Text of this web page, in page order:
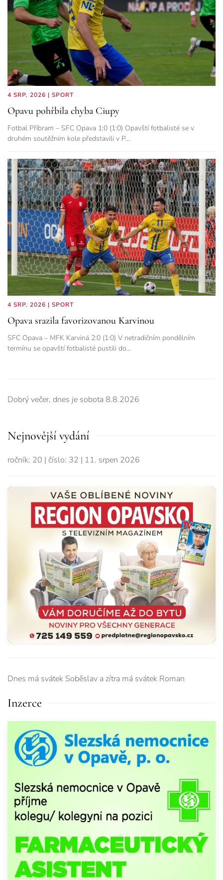
4 SRP, 2026 | SPORT
Opavu pohřbila chyba Ciupy
Fotbal Příbram – SFC Opava 1:0 (1:0) Opavští fotbalisté se v
druhém soutěžním kole představili v P…
4 SRP, 2026 | SPORT
Opava srazila favorizovanou Karvinou
SFC Opava – MFK Karviná 2:0 (1:0) V netradičním pondělním
termínu se opavští fotbalisté pustili do…
Dobrý večer, dnes je sobota 8.8.2026
Nejnovější vydání
ročník: 20 | číslo: 32 | 11. srpen 2026
Dnes má svátek Soběslav a zítra má svátek Roman
Inzerce